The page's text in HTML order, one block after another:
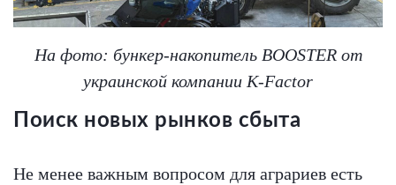
На фото: бункер-накопитель BOOSTER от
украинской компании K-Factor
Поиск новых рынков сбыта
Не менее важным вопросом для аграриев есть